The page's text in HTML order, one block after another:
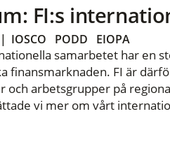
FI:s
IOSCO PODD EIOPA
samarbetet har en
finansmarknaden. FI är
och arbetsgrupper på
vi mer om vårt